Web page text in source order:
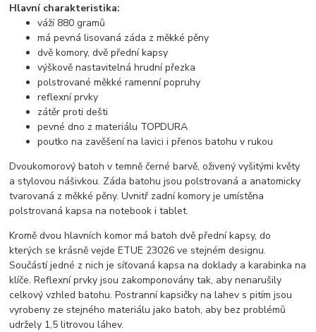
Hlavní charakteristika:
váží 880 gramů
má pevná lisovaná záda z měkké pěny
dvě komory, dvě přední kapsy
výškově nastavitelná hrudní přezka
polstrované měkké ramenní popruhy
reflexní prvky
zátěr proti dešti
pevné dno z materiálu TOPDURA
poutko na zavěšení na lavici i přenos batohu v rukou
Dvoukomorový batoh v temně černé barvě, oživený vyšitými květy
a stylovou nášivkou. Záda batohu jsou polstrovaná a anatomicky
tvarovaná z měkké pěny. Uvnitř zadní komory je umístěna
polstrovaná kapsa na notebook i tablet.
Kromě dvou hlavních komor má batoh dvě přední kapsy, do
kterých se krásně vejde ETUE 23026 ve stejném designu.
Součástí jedné z nich je síťovaná kapsa na doklady a karabinka na
klíče. Reflexní prvky jsou zakomponovány tak, aby nenarušily
celkový vzhled batohu. Postranní kapsičky na lahev s pitím jsou
vyrobeny ze stejného materiálu jako batoh, aby bez problémů
udržely 1,5 litrovou láhev.